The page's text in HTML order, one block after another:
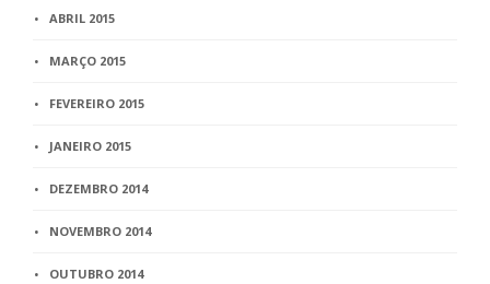
ABRIL 2015
MARÇO 2015
FEVEREIRO 2015
JANEIRO 2015
DEZEMBRO 2014
NOVEMBRO 2014
OUTUBRO 2014